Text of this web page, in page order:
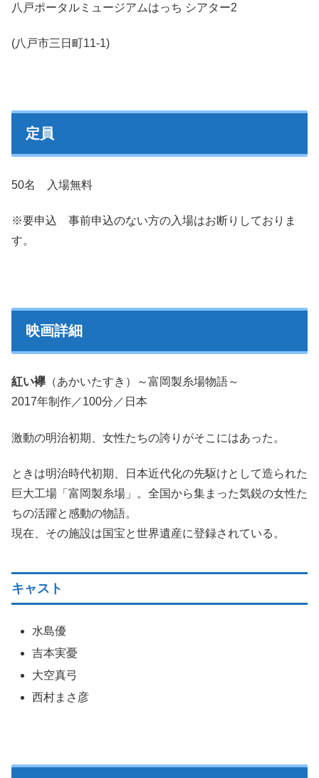
八戸ポータルミュージアムはっち シアター2
(八戸市三日町11-1)
定員
50名 入場無料
※要申込 事前申込のない方の入場はお断りしておりま
す。
映画詳細
紅い襷（あかいたすき）～富岡製糸場物語～
2017年制作／100分／日本
激動の明治初期、女性たちの誇りがそこにはあった。
ときは明治時代初期、日本近代化の先駆けとして造られた
巨大工場「富岡製糸場」。全国から集まった気鋭の女性た
ちの活躍と感動の物語。
現在、その施設は国宝と世界遺産に登録されている。
キャスト
水島優
吉本実憂
大空真弓
西村まさ彦